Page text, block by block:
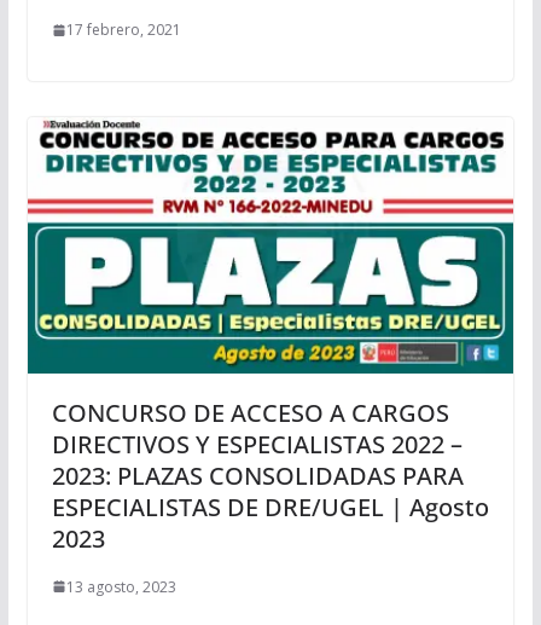
17 febrero, 2021
CONCURSO DE ACCESO A CARGOS
DIRECTIVOS Y ESPECIALISTAS 2022 –
2023: PLAZAS CONSOLIDADAS PARA
ESPECIALISTAS DE DRE/UGEL | Agosto
2023
13 agosto, 2023